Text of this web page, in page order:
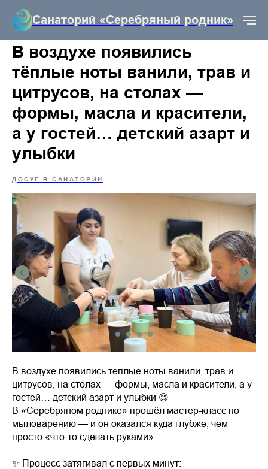
Санаторий «Серебряный родник»
В воздухе появились
тёплые ноты ванили, трав и
цитрусов, на столах —
формы, масла и красители,
а у гостей… детский азарт и
улыбки
ДОСУГ В САНАТОРИИ
В воздухе появились тёплые ноты ванили, трав и
цитрусов, на столах — формы, масла и красители, а у
гостей… детский азарт и улыбки 😊
В «Серебряном роднике» прошёл мастер-класс по
мыловарению — и он оказался куда глубже, чем
просто «что-то сделать руками».
✨ Процесс затягивал с первых минут: